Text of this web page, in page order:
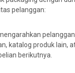
pelanggan:
katalog produk lain,
berikutnya.